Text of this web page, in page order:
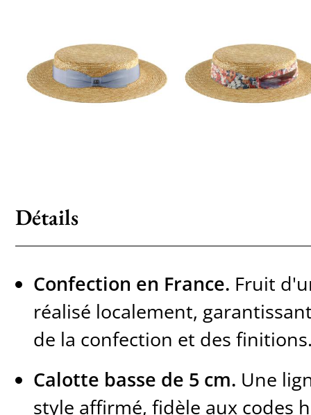
Détails
Confection en France. Fruit
réalisé localement,
de la confection et des
Calotte basse de 5 cm. Une
style affirmé, fidèle aux codes